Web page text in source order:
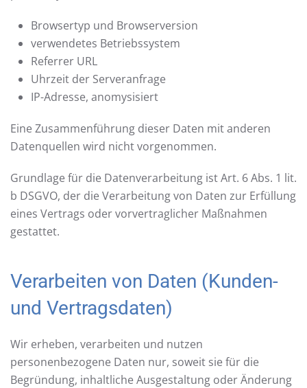
Browsertyp und Browserversion
verwendetes Betriebssystem
Referrer URL
Uhrzeit der Serveranfrage
IP-Adresse, anomysisiert
Eine Zusammenführung dieser Daten mit anderen
Datenquellen wird nicht vorgenommen.
Grundlage für die Datenverarbeitung ist Art. 6 Abs. 1 lit.
b DSGVO, der die Verarbeitung von Daten zur Erfüllung
eines Vertrags oder vorvertraglicher Maßnahmen
gestattet.
Verarbeiten von Daten (Kunden-
und Vertragsdaten)
Wir erheben, verarbeiten und nutzen
personenbezogene Daten nur, soweit sie für die
Begründung, inhaltliche Ausgestaltung oder Änderung